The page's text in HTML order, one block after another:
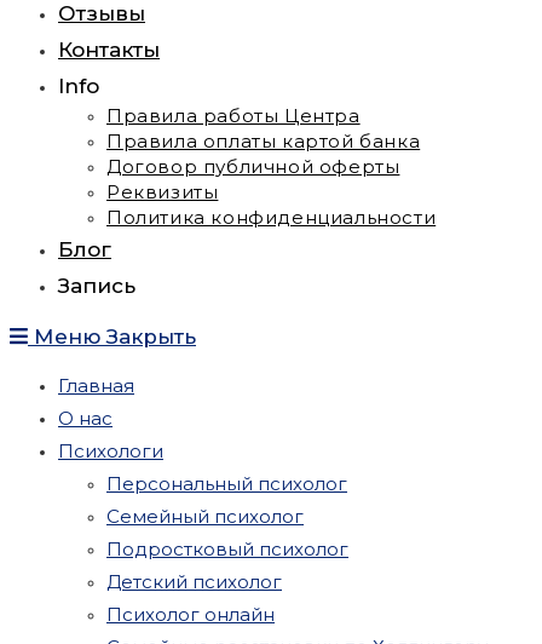
Отзывы
Контакты
Info
Правила работы Центра
Правила оплаты картой банка
Договор публичной оферты
Реквизиты
Политика конфиденциальности
Блог
Запись
Меню Закрыть
Главная
О нас
Психологи
Персональный психолог
Семейный психолог
Подростковый психолог
Детский психолог
Психолог онлайн